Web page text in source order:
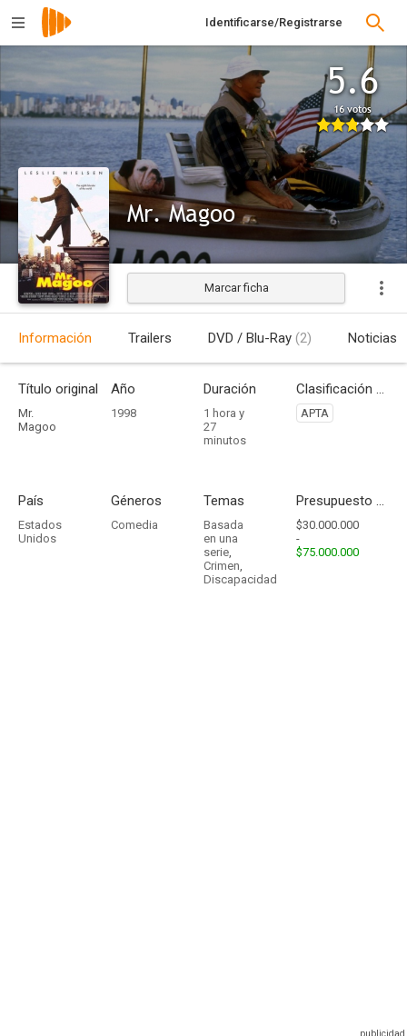
Identificarse/Registrarse
5.6
16 votos
Mr. Magoo
Estrenada
Marcar ficha
Información Trailers DVD / Blu-Ray (2) Noticias
Título original
Mr.
Magoo
Año
1998
Duración
1 hora y
27
minutos
Clasificación por edades
APTA
País
Estados
Unidos
Géneros
Comedia
Temas
Basada
en una
serie,
Crimen,
Discapacidad
Presupuesto - Ingresos
$30.000.000
-
$75.000.000